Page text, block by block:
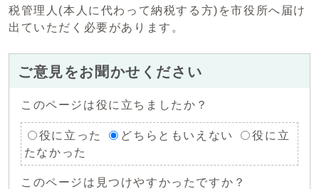
税管理人(本人に代わって納税する方)を市役所へ届け
出ていただく必要があります。
ご意見をお聞かせください
このページは役に立ちましたか？
役に立った どちらともいえない
役に立
たなかった
このページは見つけやすかったですか？